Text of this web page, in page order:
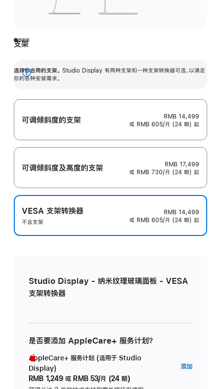
支架
选择你合用的支架。 Studio Display 有两种支架和一种支架转换器可选，以满足
你的各种安装需求。
展
可调倾斜度的支架
RMB 14,499
或 RMB 605/月 (24 期) 起
可调倾斜度及高‍度的支‍架
RMB 17,499
或 RMB 730/月 (24 期) 起
VESA 支架转换器
不含支架
RMB 14,499
或 RMB 605/月 (24 期) 起
Studio Display - 纳米纹理玻璃面板 - VESA
支架转换器
是否要添加 AppleCare+ 服务计划？
AppleCare+ 服务计划 (适用于 Studio
Display)
RMB 1,249 或 RMB 53/月 (24 期)
添加